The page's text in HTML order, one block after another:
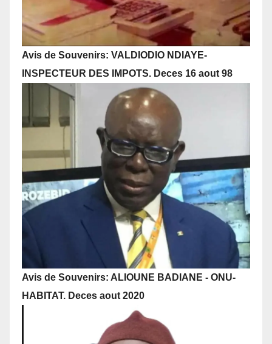
Avis de Souvenirs: VALDIODIO NDIAYE-
INSPECTEUR DES IMPOTS. Deces 16 aout 98
Avis de Souvenirs: ALIOUNE BADIANE - ONU-
HABITAT. Deces aout 2020